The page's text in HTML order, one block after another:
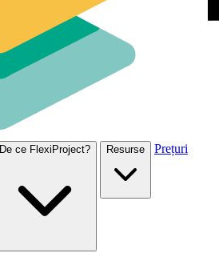
De ce FlexiProject? Resurse Prețuri